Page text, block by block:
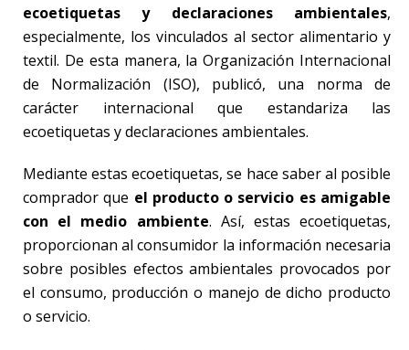
ecoetiquetas y declaraciones ambientales,
especialmente, los vinculados al sector alimentario y
textil. De esta manera, la Organización Internacional
de Normalización (ISO), publicó, una norma de
carácter internacional que estandariza las
ecoetiquetas y declaraciones ambientales.
Mediante estas ecoetiquetas, se hace saber al posible
comprador que el producto o servicio es amigable
con el medio ambiente. Así, estas ecoetiquetas,
proporcionan al consumidor la información necesaria
sobre posibles efectos ambientales provocados por
el consumo, producción o manejo de dicho producto
o servicio.